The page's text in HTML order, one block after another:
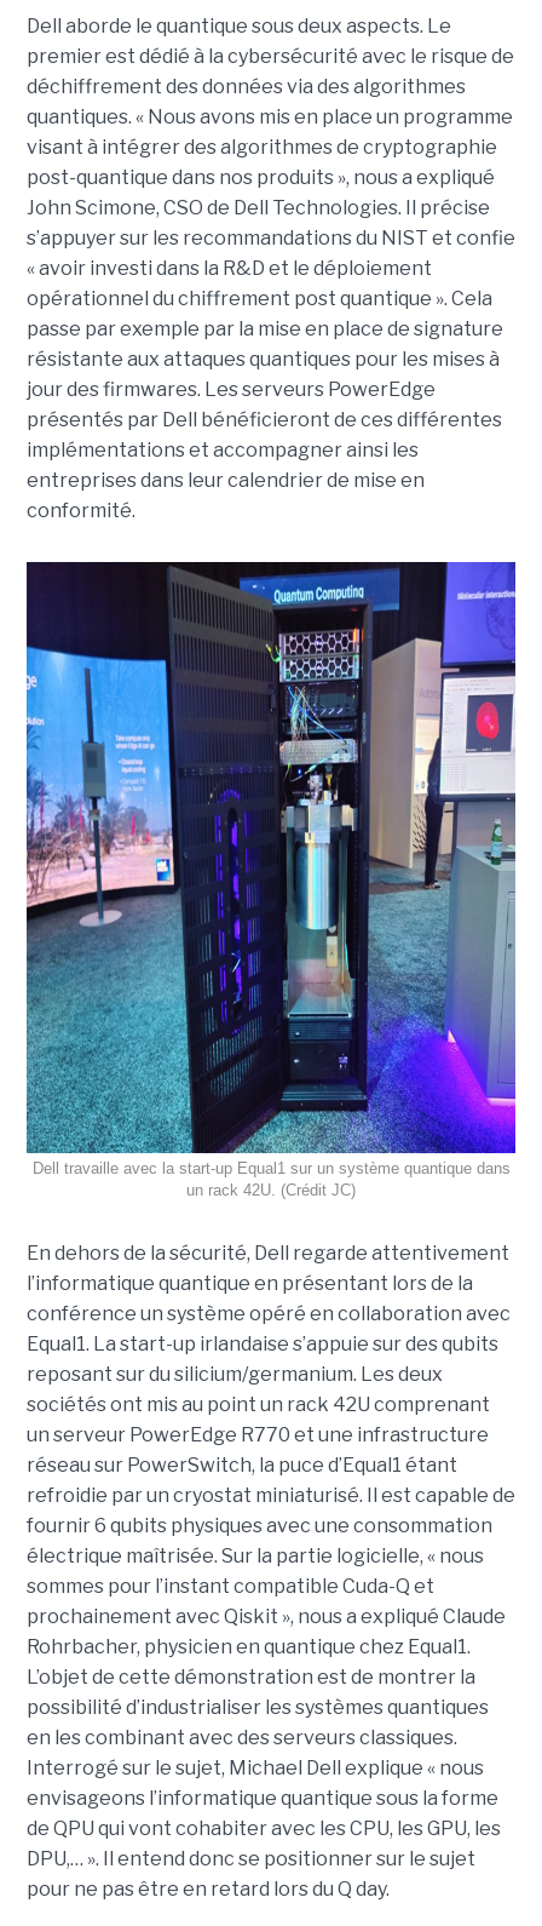
Dell aborde le quantique sous deux aspects. Le
premier est dédié à la cybersécurité avec le risque de
déchiffrement des données via des algorithmes
quantiques. « Nous avons mis en place un programme
visant à intégrer des algorithmes de cryptographie
post-quantique dans nos produits », nous a expliqué
John Scimone, CSO de Dell Technologies. Il précise
s’appuyer sur les recommandations du NIST et confie
« avoir investi dans la R&D et le déploiement
opérationnel du chiffrement post quantique ». Cela
passe par exemple par la mise en place de signature
résistante aux attaques quantiques pour les mises à
jour des firmwares. Les serveurs PowerEdge
présentés par Dell bénéficieront de ces différentes
implémentations et accompagner ainsi les
entreprises dans leur calendrier de mise en
conformité.
Dell travaille avec la start-up Equal1 sur un système quantique dans
un rack 42U. (Crédit JC)
En dehors de la sécurité, Dell regarde attentivement
l’informatique quantique en présentant lors de la
conférence un système opéré en collaboration avec
Equal1. La start-up irlandaise s’appuie sur des qubits
reposant sur du silicium/germanium. Les deux
sociétés ont mis au point un rack 42U comprenant
un serveur PowerEdge R770 et une infrastructure
réseau sur PowerSwitch, la puce d’Equal1 étant
refroidie par un cryostat miniaturisé. Il est capable de
fournir 6 qubits physiques avec une consommation
électrique maîtrisée. Sur la partie logicielle, « nous
sommes pour l’instant compatible Cuda-Q et
prochainement avec Qiskit », nous a expliqué Claude
Rohrbacher, physicien en quantique chez Equal1.
L’objet de cette démonstration est de montrer la
possibilité d’industrialiser les systèmes quantiques
en les combinant avec des serveurs classiques.
Interrogé sur le sujet, Michael Dell explique « nous
envisageons l’informatique quantique sous la forme
de QPU qui vont cohabiter avec les CPU, les GPU, les
DPU,… ». Il entend donc se positionner sur le sujet
pour ne pas être en retard lors du Q day.